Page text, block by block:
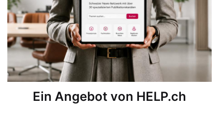
Ein Angebot von HELP.ch